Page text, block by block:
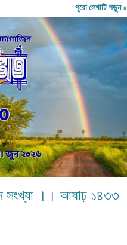
পরিবার না বলে যদি নিম্নবিত্ত বলা
আয়ের উপর ভিত্তি করেই চলে সংসার।
মেনকা‚ সংসার সামলে তার ছেলেমেয়েদের
কোনো খামতি রাখেননি। যথা সময়ে
করেছে। তাদের জীবন যাতে সুখকর হয় সেটাই
মধ্যে সবাইকে উচ্চশিক্ষিত করে তোলা
পুরো লেখাটি পড়ুন »
সংখ্যা ।। আষাঢ় ১৪৩৩